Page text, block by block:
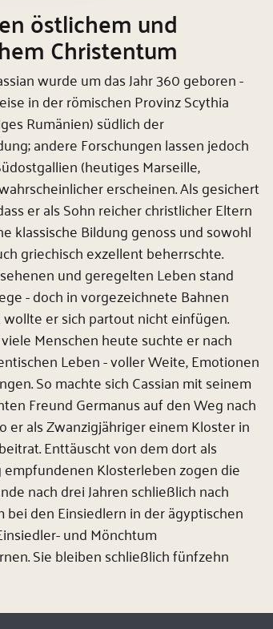
östlichem und
Christentum
wurde um das Jahr 360 geboren -
in der römischen Provinz Scythia
Rumänien) südlich der
andere Forschungen lassen jedoch
(heutiges Marseille,
erscheinen. Als gesichert
er als Sohn reicher christlicher Eltern
klassische Bildung genoss und sowohl
griechisch exzellent beherrschte.
und geregelten Leben stand
- doch in vorgezeichnete Bahnen
er sich partout nicht einfügen.
Menschen heute suchte er nach
Leben - voller Weite, Emotionen
So machte sich Cassian mit seinem
Freund Germanus auf den Weg nach
er als Zwanzigjähriger einem Kloster in
Enttäuscht von dem dort als
Klosterleben zogen die
nach drei Jahren schließlich nach
bei den Einsiedlern in der ägyptischen
und Mönchtum
Sie bleiben schließlich fünfzehn